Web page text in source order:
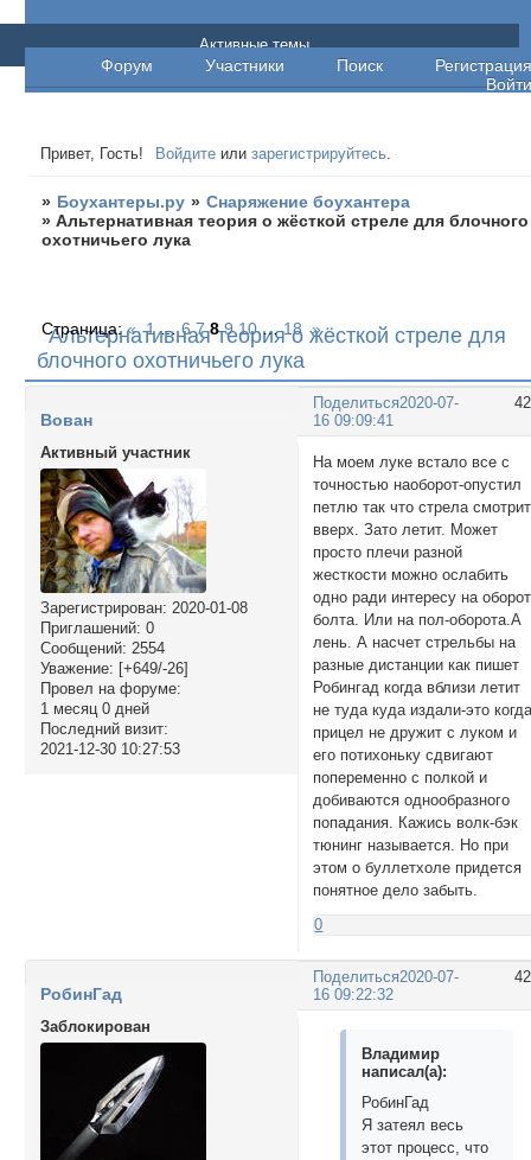
Боухантеры.ру
Форум Участники Поиск
Регистрация
Войти
Активные темы
Привет, Гость! Войдите илизарегистрируйтесь.
» Боухантеры.ру » Снаряжение боухантера
»Альтернативная теория о жёсткой стреле для блочного
охотничьего лука
Альтернативная теория о жёсткой стреле для
блочного охотничьего лука
Страница:« 1 … 6 7 8 9 10 … 18 »
Поделиться2020-07-
16 09:09:41
Вован
Активный участник
Зарегистрирован: 2020-01-08
Приглашений: 0
Сообщений: 2554
Уважение: [+649/-26]
Провел на форуме:
1 месяц 0 дней
Последний визит:
2021-12-30 10:27:53
На моем луке встало все с
точностью наоборот-опустил
петлю так что стрела смотрит
вверх. Зато летит. Может
просто плечи разной
жесткости можно ослабить
одно ради интересу на оборот
болта. Или на пол-оборота.А
лень. А насчет стрельбы на
разные дистанции как пишет
Робингад когда вблизи летит
не туда куда издали-это
прицел не дружит с луком и
его потихоньку сдвигают
попеременно с полкой и
добиваются однообразного
попадания. Кажись волк-бэк
тюнинг называется. Но при
этом о буллетхоле придется
понятное дело забыть.
0
Поделиться2020-07-
16 09:22:32
РобинГад
Заблокирован
Владимир
написал(а):
РобинГад
Я затеял весь
этот процесс, что